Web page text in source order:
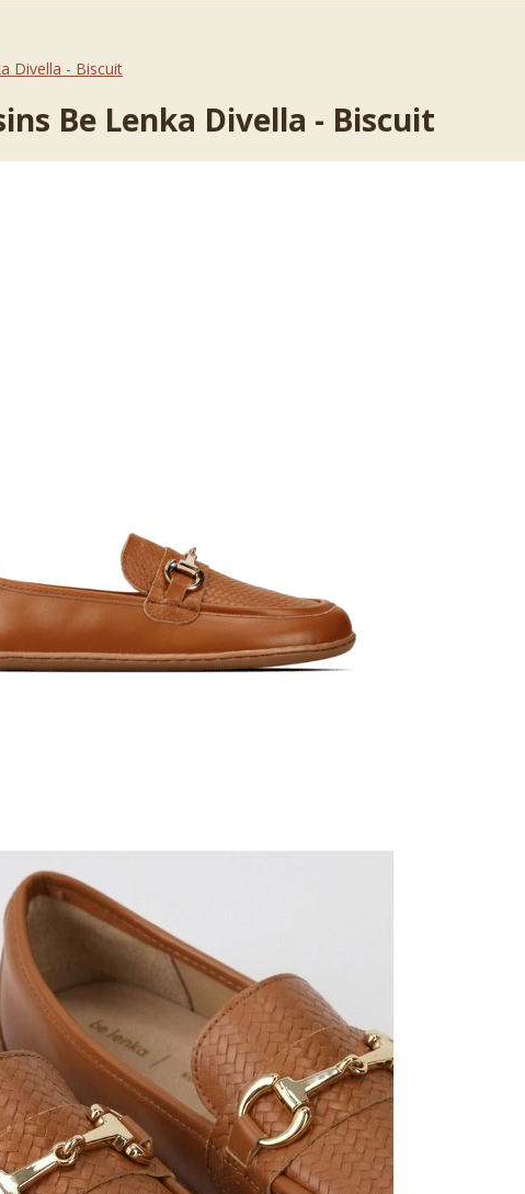
Divella - Biscuit
Be Lenka Divella - Biscuit